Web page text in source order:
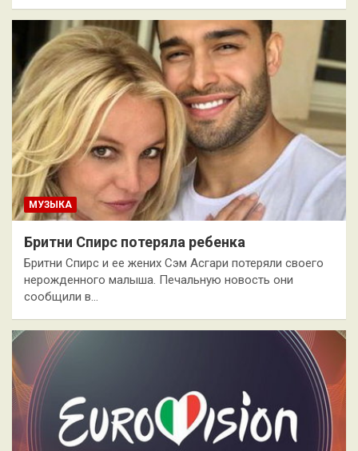
МУЗЫКА
Бритни Спирс потеряла ребенка
Бритни Спирс и ее жених Сэм Асгари потеряли своего
нерожденного малыша. Печальную новость они
сообщили в…